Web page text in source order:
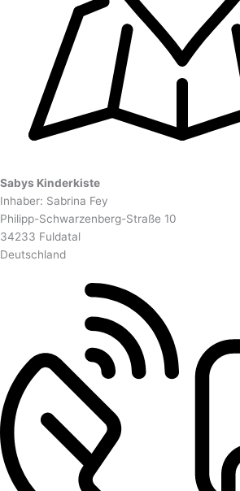
Sabys Kinderkiste
Inhaber: Sabrina Fey
Philipp-Schwarzenberg-Straße 10
34233 Fuldatal
Deutschland